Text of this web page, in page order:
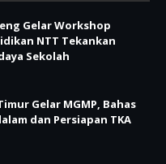
Gelar Workshop
NTT Tekankan
Sekolah
Gelar MGMP, Bahas
dan Persiapan TKA